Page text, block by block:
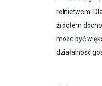
rolnictwem.
źródłem
może być
działalność